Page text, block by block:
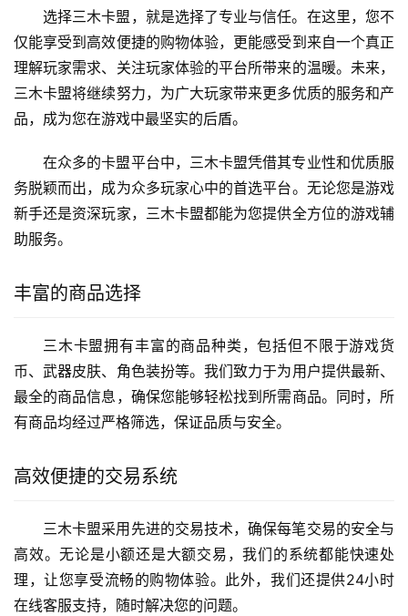
选择三木卡盟，就是选择了专业与信任。在这里，您不
仅能享受到高效便捷的购物体验，更能感受到来自一个真正
理解玩家需求、关注玩家体验的平台所带来的温暖。未来，
三木卡盟将继续努力，为广大玩家带来更多优质的服务和产
品，成为您在游戏中最坚实的后盾。
在众多的卡盟平台中，三木卡盟凭借其专业性和优质服
务脱颖而出，成为众多玩家心中的首选平台。无论您是游戏
新手还是资深玩家，三木卡盟都能为您提供全方位的游戏辅
助服务。
丰富的商品选择
三木卡盟拥有丰富的商品种类，包括但不限于游戏货
币、武器皮肤、角色装扮等。我们致力于为用户提供最新、
最全的商品信息，确保您能够轻松找到所需商品。同时，所
有商品均经过严格筛选，保证品质与安全。
高效便捷的交易系统
三木卡盟采用先进的交易技术，确保每笔交易的安全与
高效。无论是小额还是大额交易，我们的系统都能快速处
理，让您享受流畅的购物体验。此外，我们还提供24小时
在线客服支持，随时解决您的问题。